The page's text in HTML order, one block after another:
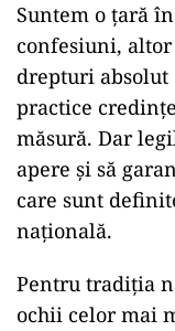
Suntem o ţară
confesiuni,
drepturi absolut
practice
măsură. Dar
apere şi să
care sunt
naţională.
Pentru tradiţia
ochii celor mai